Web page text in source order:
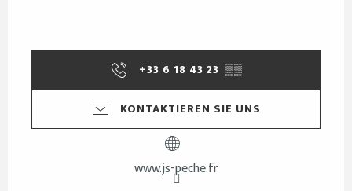
+33 6 18 43 23 ▒▒
KONTAKTIEREN SIE UNS
www.js-peche.fr